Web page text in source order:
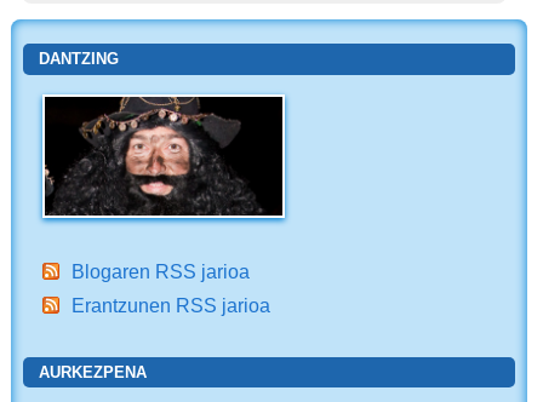
DANTZING
Blogaren RSS jarioa
Erantzunen RSS jarioa
AURKEZPENA